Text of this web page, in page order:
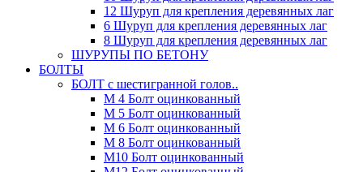
12 Шуруп для крепления деревянных лаг
6 Шуруп для крепления деревянных лаг
8 Шуруп для крепления деревянных лаг
ШУРУПЫ ПО БЕТОНУ
БОЛТЫ
БОЛТ с шестигранной голов..
М 4 Болт оцинкованный
М 5 Болт оцинкованный
М 6 Болт оцинкованный
М 8 Болт оцинкованный
М10 Болт оцинкованный